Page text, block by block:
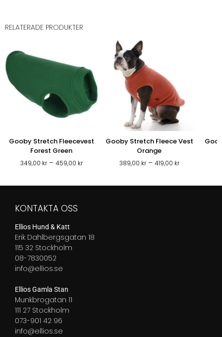
RELATERADE PRODUKTER
Gooby Stretch Fleecevest
Forest Green
349,00 kr – 459,00 krPrisintervall:
Gooby Stretch Fleece Vest
Orange
389,00 kr – 419,00 krPrisintervall:
KONTAKTA OSS
Ellios Hund & Katt
Erik Dahlbergsgatan 18
115 32 Stockholm
08-7830052
info@ellios.se
Ellios Gamla Stan
Munkbrogatan 11
111 27 Stockholm
073-901 42 96
info@ellios.se